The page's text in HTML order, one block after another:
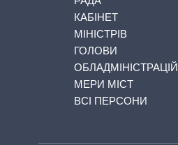
КАБІНЕТ
МІНІСТРІВ
ГОЛОВИ
ОБЛАДМІНІСТРАЦІЙ
МЕРИ МІСТ
ВСІ ПЕРСОНИ